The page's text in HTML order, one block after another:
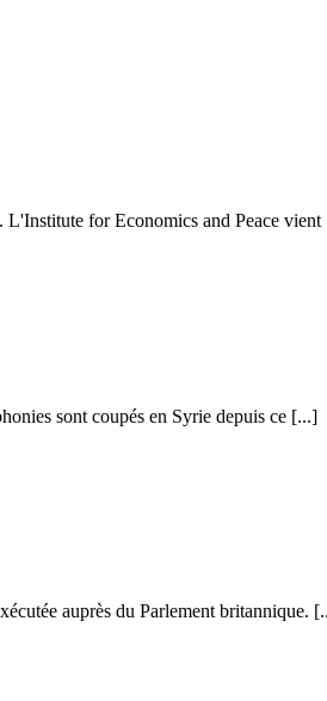
L'Institute for Economics and Peace
sont coupés en Syrie depuis ce [...]
auprès du Parlement britannique.